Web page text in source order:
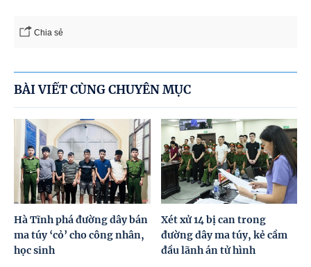
Chia sẻ
BÀI VIẾT CÙNG CHUYÊN MỤC
Hà Tĩnh phá đường dây bán
ma túy ‘cỏ’ cho công nhân,
học sinh
Xét xử 14 bị can trong
đường dây ma túy, kẻ cầm
đầu lãnh án tử hình